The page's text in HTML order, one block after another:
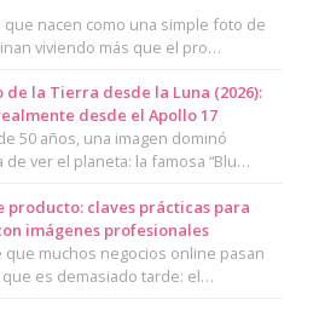
que nacen como una simple foto de
viviendo más que el pro…
de la Tierra desde la Luna (2026):
desde el Apollo 17
50 años, una imagen dominó
ver el planeta: la famosa “Blu…
producto: claves prácticas para
imágenes profesionales
que muchos negocios online pasan
es demasiado tarde: el…